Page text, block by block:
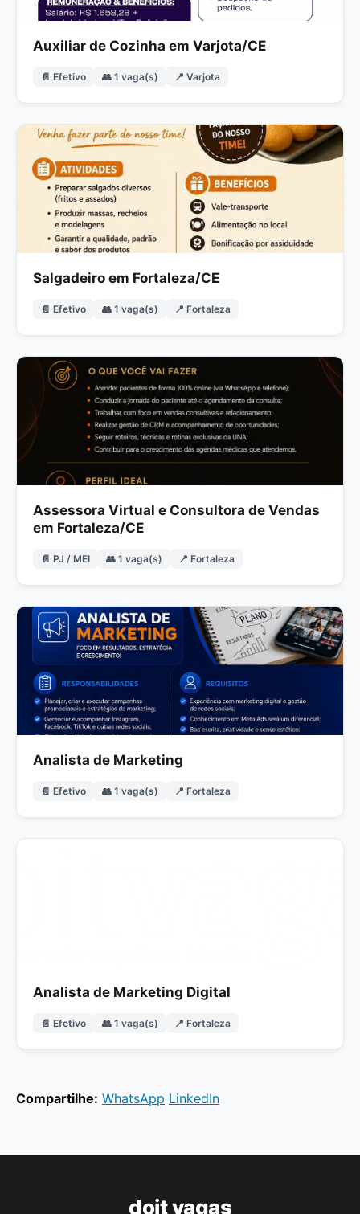
Auxiliar de Cozinha em Varjota/CE
📄 Efetivo 👥 1 vaga(s) 📍 Varjota
Salgadeiro em Fortaleza/CE
📄 Efetivo 👥 1 vaga(s) 📍 Fortaleza
Assessora Virtual e Consultora de Vendas
em Fortaleza/CE
📄 PJ / MEI 👥 1 vaga(s) 📍 Fortaleza
Analista de Marketing
📄 Efetivo 👥 1 vaga(s) 📍 Fortaleza
Analista de Marketing Digital
📄 Efetivo 👥 1 vaga(s) 📍 Fortaleza
Compartilhe: WhatsApp LinkedIn
doit vagas